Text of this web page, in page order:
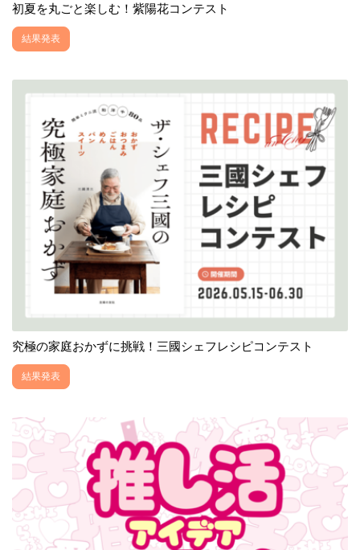
初夏を丸ごと楽しむ！紫陽花コンテスト
結果発表
究極の家庭おかずに挑戦！三國シェフレシピコンテスト
結果発表